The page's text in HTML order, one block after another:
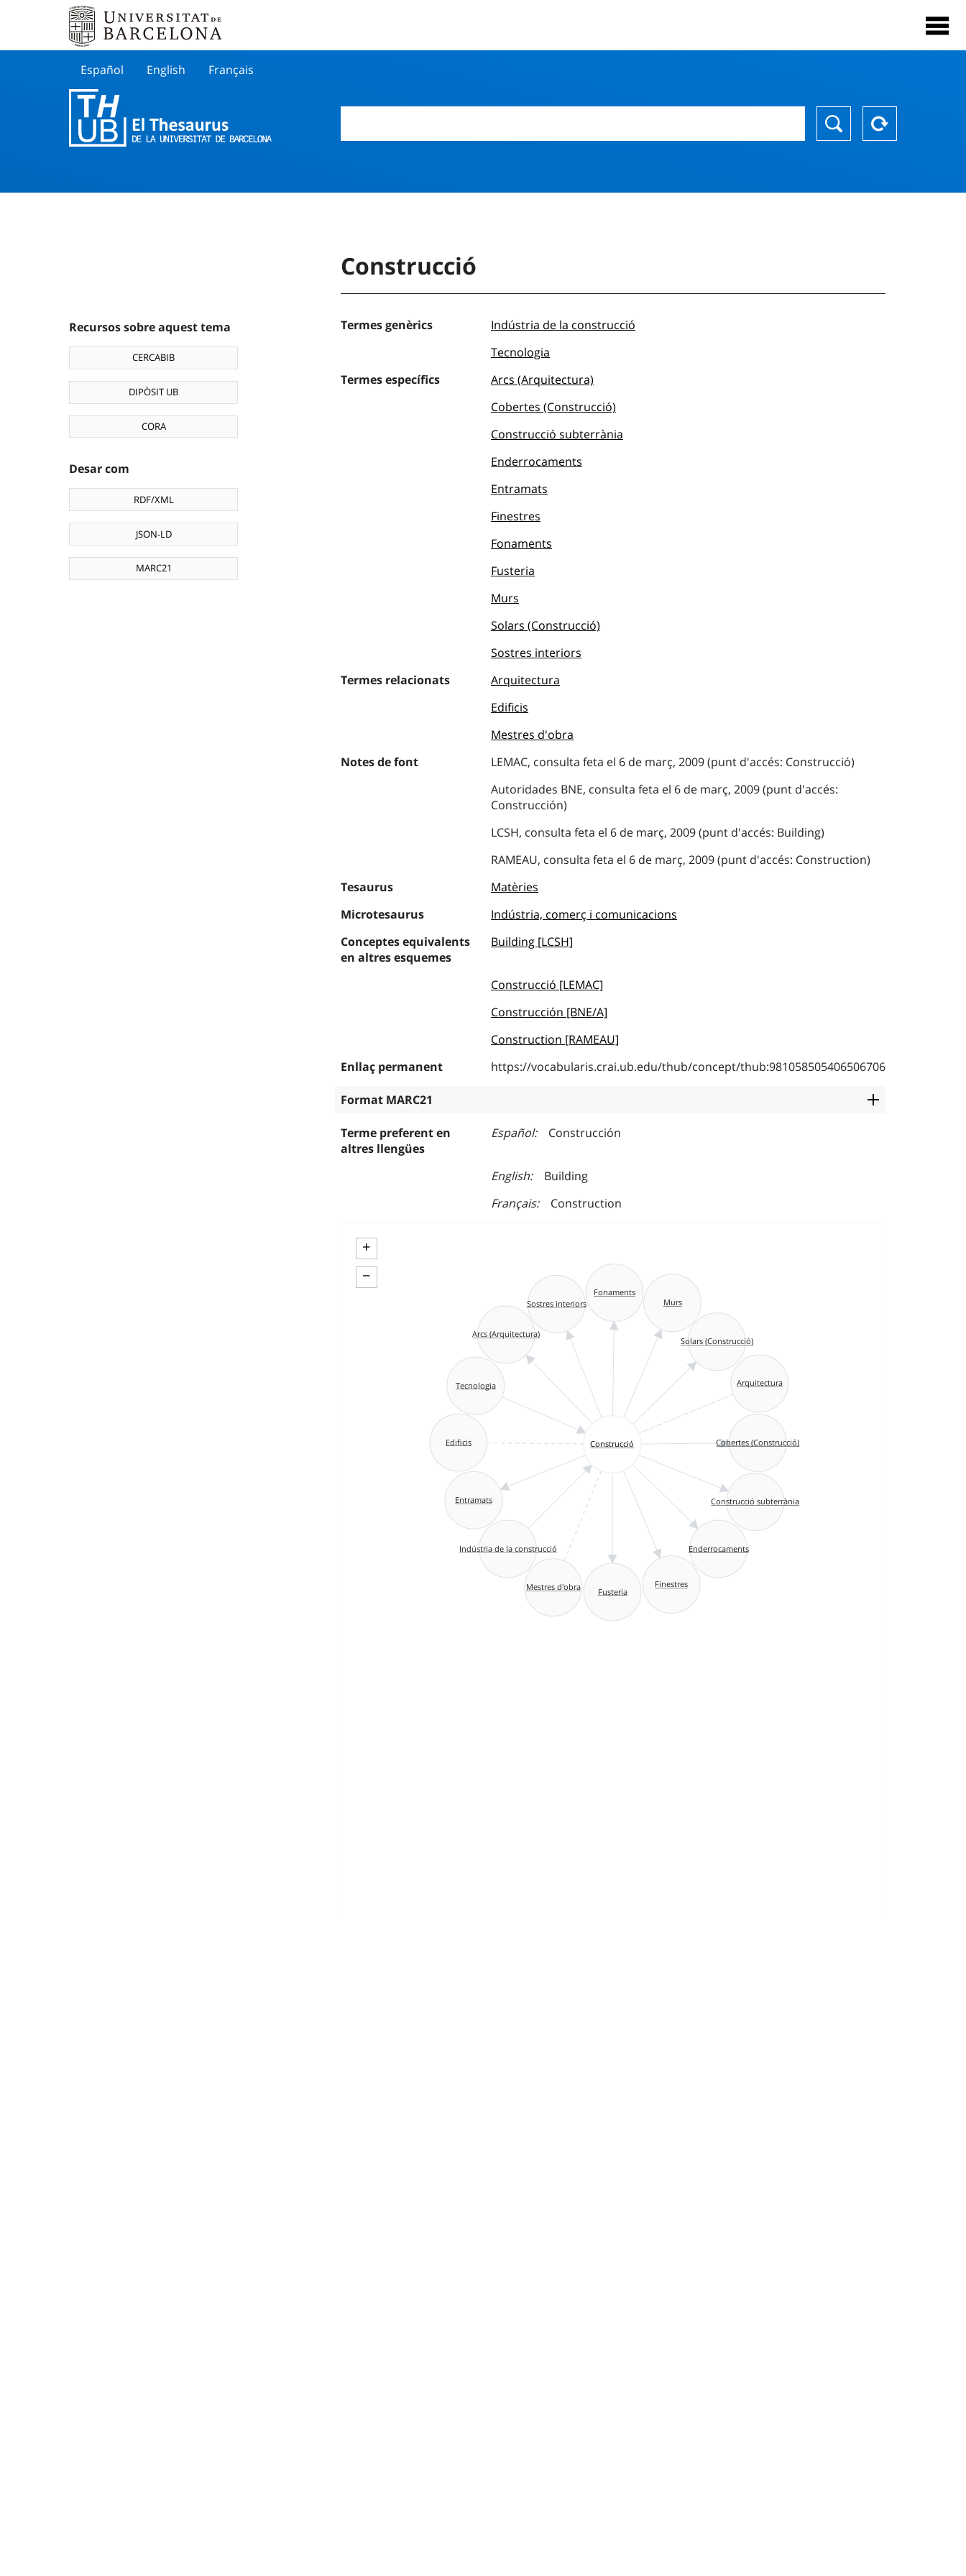
Español English Français
Recursos sobre aquest tema
CERCABIB
DIPÒSIT UB
CORA
Desar com
RDF/XML
JSON-LD
MARC21
Construcció
Termes genèrics
Indústria de la construcció
Tecnologia
Termes específics
Arcs (Arquitectura)
Cobertes (Construcció)
Construcció subterrània
Enderrocaments
Entramats
Finestres
Fonaments
Fusteria
Murs
Solars (Construcció)
Sostres interiors
Termes relacionats
Arquitectura
Edificis
Mestres d'obra
Notes de font
LEMAC, consulta feta el 6 de març, 2009 (punt d'accés: Construcció)
Autoridades BNE, consulta feta el 6 de març, 2009 (punt d'accés:
Construcción)
LCSH, consulta feta el 6 de març, 2009 (punt d'accés: Building)
RAMEAU, consulta feta el 6 de març, 2009 (punt d'accés: Construction)
Tesaurus
Matèries
Microtesaurus
Indústria, comerç i comunicacions
Conceptes equivalents
en altres esquemes
Building [LCSH]
Construcció [LEMAC]
Construcción [BNE/A]
Construction [RAMEAU]
Enllaç permanent
https://vocabularis.crai.ub.edu/thub/concept/thub:981058505406506706
Format MARC21
Terme preferent en
altres llengües
Español Construcción
English
Building
Français
Construction
+
−
Cobertes (Construcció)
Mestres d'obra
Murs
Finestres
Construcció
Solars (Construcció)
Indústria de la construcció
Sostres interiors
Construcció subterrània
Edificis
Fonaments
Fusteria
Tecnologia Arquitectura
Entramats
Arcs (Arquitectura)
Enderrocaments